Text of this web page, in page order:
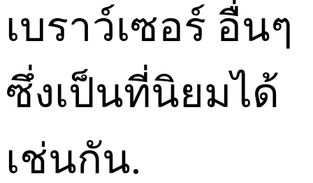
เบราว์เซอร์ อื่นๆ
ซึ่งเป็นที่นิยมได้
เช่นกัน.